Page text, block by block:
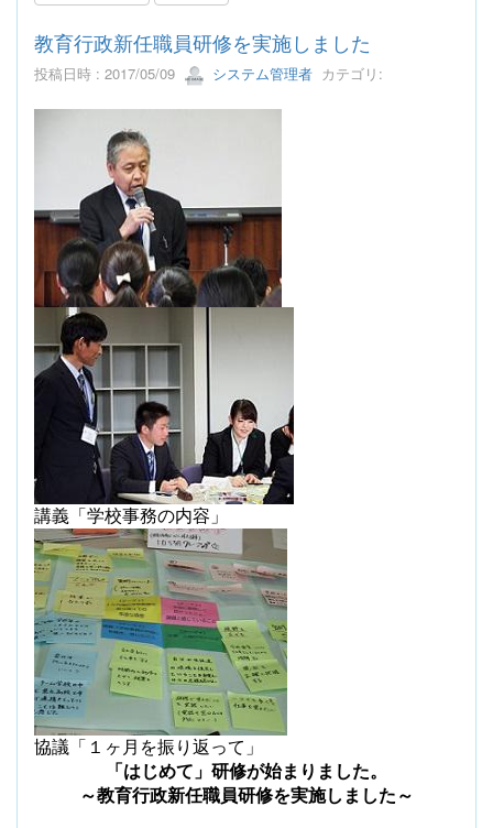
教育行政新任職員研修を実施しました
投稿日時 : 2017/05/09 システム管理者 カテゴリ:
講義「学校事務の内容」
協議「１ヶ月を振り返って」
「はじめて」研修が始まりました。
～教育行政新任職員研修を実施しました～